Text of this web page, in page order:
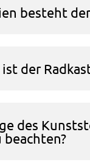
besteht
der
des
beachten?